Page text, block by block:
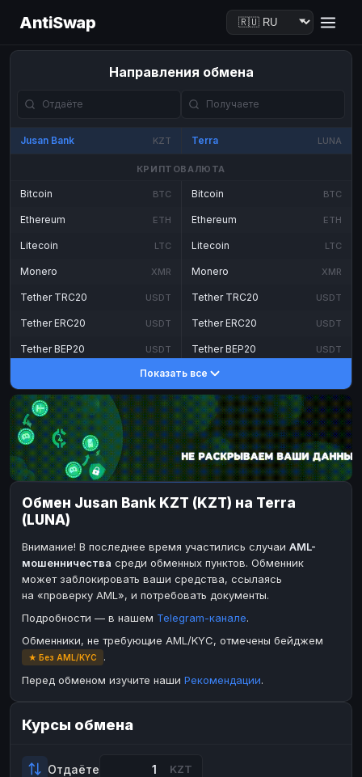
AntiSwap
Направления обмена
Jusan Bank KZT Terra LUNA
КРИПТОВАЛЮТА
Bitcoin BTC
Ethereum ETH
Litecoin LTC
Monero XMR
Tether TRC20 USDT
Tether ERC20 USDT
Tether BEP20 USDT
DASH
Toncoin TON
Dogecoin DOGE
TRX TRON
Bitcoin Cash BCH
BinanceCoin BEP20
Ether Classic
SOL
Ripple XRP
Bitcoin BTC
Ethereum ETH
Litecoin LTC
Monero XMR
Tether TRC20 USDT
Tether ERC20 USDT
Tether BEP20 USDT
DASH
Toncoin TON
Dogecoin DOGE
TRX TRON
Bitcoin Cash BCH
BinanceCoin
Ripple
Paxum USD
Perfect Money
Payoneer USD
ЮMoney RUB
Paxum
Payoneer
ЮMoney
Показать все
Обмен Jusan Bank KZT (KZT) на Terra
(LUNA)
Внимание! В последнее время участились случаи AML-
мошенничества среди обменных пунктов. Обменник
может заблокировать ваши средства, ссылаясь
на «проверку AML», и потребовать документы.
Подробности — в нашем Telegram-канале.
Обменники, не требующие AML/KYC, отмечены бейджем
★ Без AML/KYC
.
Перед обменом изучите наши Рекомендации.
Курсы обмена
Отдаёте KZT